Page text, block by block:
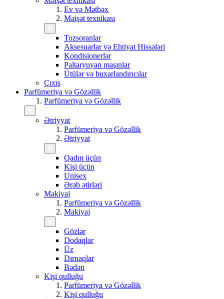
Ev və Mətbəx
Məişət texnikası
Tozsoranlar
Aksesuarlar və Ehtiyat Hissələri
Kondisionerlər
Paltaryuyan maşınlar
Ütülər və buxarlandırıcılar
Çıxış
Parfümeriya və Gözəllik
Parfümeriya və Gözəllik
Ətriyyat
Parfümeriya və Gözəllik
Ətriyyat
Qadın üçün
Kişi üçün
Unisex
Ərəb ətirləri
Makiyaj
Parfümeriya və Gözəllik
Makiyaj
Gözlər
Dodaqlar
Üz
Dırnaqlar
Bədən
Kişi qulluğu
Parfümeriya və Gözəllik
Kişi qulluğu